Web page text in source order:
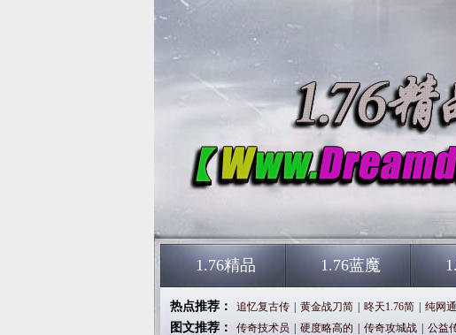
1.76精品 1.76蓝魔
热点推荐： 追忆复古传 黄金战刀简 昸天1.76简 纯网
图文推荐： 传奇技术员 硬度略高的 传奇攻城战 公益